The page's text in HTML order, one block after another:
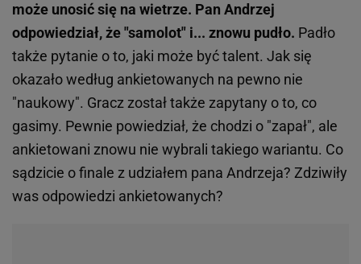
może unosić się na wietrze. Pan Andrzej
odpowiedział, że "samolot" i... znowu pudło. Padło
także pytanie o to, jaki może być talent. Jak się
okazało według ankietowanych na pewno nie
"naukowy". Gracz został także zapytany o to, co
gasimy. Pewnie powiedział, że chodzi o "zapał", ale
ankietowani znowu nie wybrali takiego wariantu. Co
sądzicie o finale z udziałem pana Andrzeja? Zdziwiły
was odpowiedzi ankietowanych?